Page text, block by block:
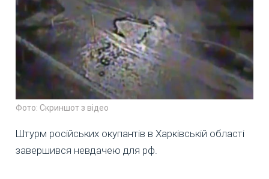
Фото: Скриншот з відео
Штурм російських окупантів в Харківській області
завершився невдачею для рф.